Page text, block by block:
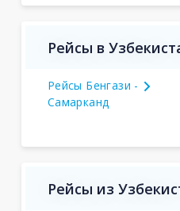
Рейсы в
Рейсы Бенгази -
Самарканд
Рейсы из